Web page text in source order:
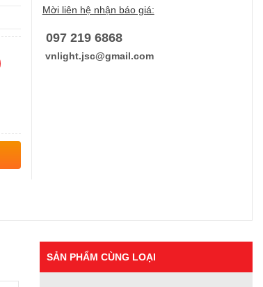
Mời liên hệ nhận báo giá:
097 219 6868
vnlight.jsc@gmail.com
SẢN PHẨM CÙNG LOẠI